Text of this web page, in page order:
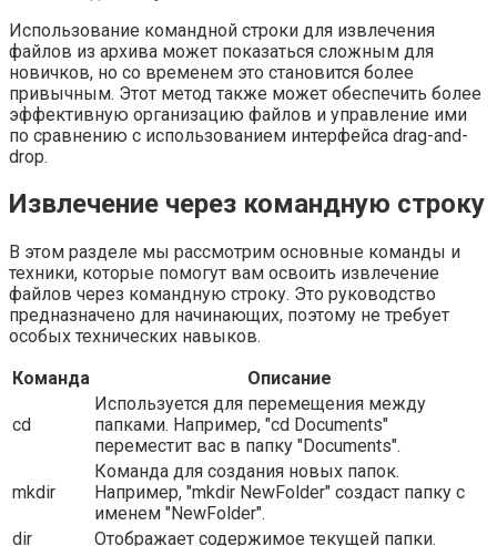
Использование командной строки для извлечения
файлов из архива может показаться сложным для
новичков, но со временем это становится более
привычным. Этот метод также может обеспечить более
эффективную организацию файлов и управление ими
по сравнению с использованием интерфейса drag-and-
drop.
Извлечение через командную строку
В этом разделе мы рассмотрим основные команды и
техники, которые помогут вам освоить извлечение
файлов через командную строку. Это руководство
предназначено для начинающих, поэтому не требует
особых технических навыков.
Команда
Описание
cd
Используется для перемещения между
папками. Например, "cd Documents"
переместит вас в папку "Documents".
mkdir
Команда для создания новых папок.
Например, "mkdir NewFolder" создаст папку с
именем "NewFolder".
dir
Отображает содержимое текущей папки.